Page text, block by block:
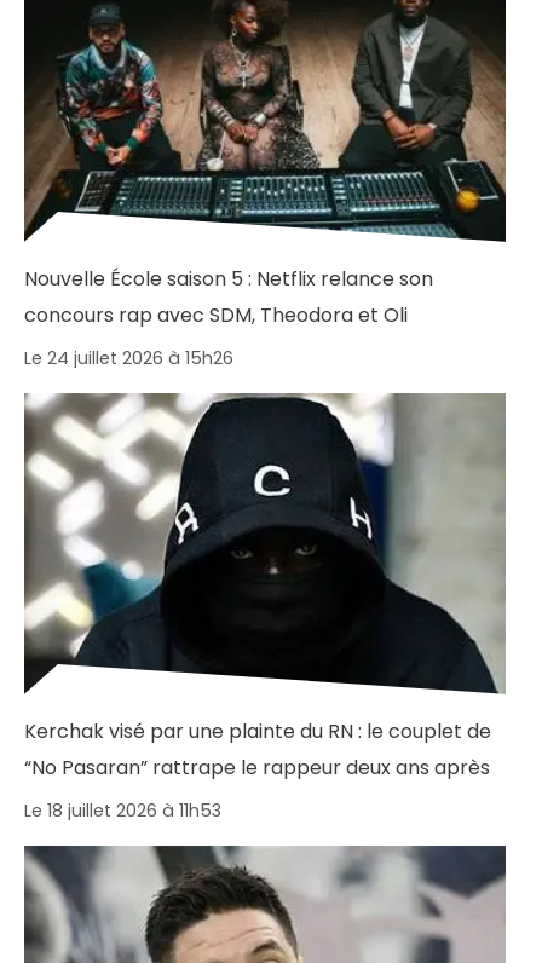
Nouvelle École saison 5 : Netflix relance son
concours rap avec SDM, Theodora et Oli
Le 24 juillet 2026 à 15h26
Kerchak visé par une plainte du RN : le couplet de
“No Pasaran” rattrape le rappeur deux ans après
Le 18 juillet 2026 à 11h53